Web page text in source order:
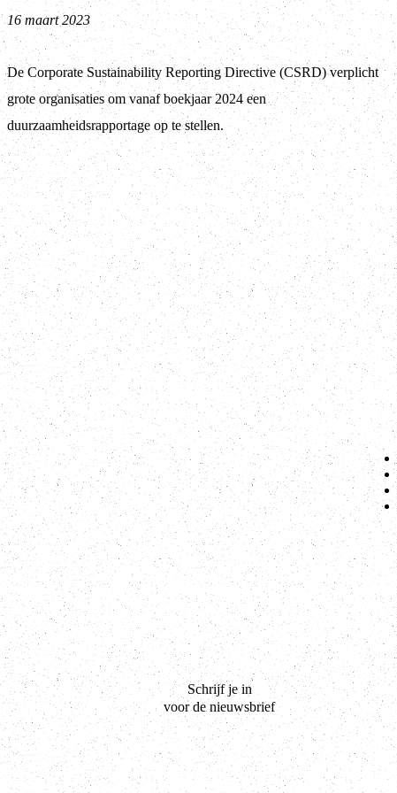
16 maart 2023
De Corporate Sustainability Reporting Directive (CSRD) verplicht
grote organisaties om vanaf boekjaar 2024 een
duurzaamheidsrapportage op te stellen.
Schrijf je in
voor de nieuwsbrief